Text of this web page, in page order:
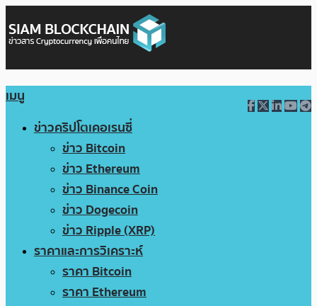
เมนู
ข่าวคริปโตเคอเรนซี่
ข่าว Bitcoin
ข่าว Ethereum
ข่าว Binance Coin
ข่าว Dogecoin
ข่าว Ripple (XRP)
ราคาและการวิเคราะห์
ราคา Bitcoin
ราคา Ethereum